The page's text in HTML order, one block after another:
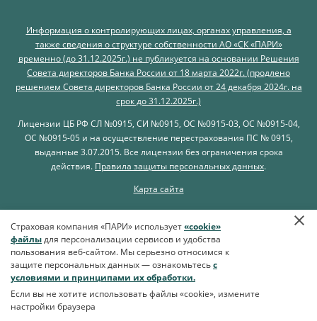
Страховая компания «ПАРИ» использует«cookie»
файлыдля персонализации сервисов и удобства
пользования веб-сайтом. Мы серьезно относимся к
защите персональных данных — ознакомьтесьс
условиями и принципами их обработки.
Если вы не хотите использовать файлы «cookie», измените
настройки браузера
Информация о контролирующих лицах, органах управления, а
также сведения о структуре собственности АО «СК «ПАРИ»
временно (до 31.12.2025г.) не публикуется на основании Решения
Совета директоров Банка России от 18 марта 2022г. (продлено
решением Совета директоров Банка России от 24 декабря 2024г. на
срок до 31.12.2025г.)
Лицензии ЦБ РФ СЛ №0915, СИ №0915, ОС №0915-03, ОС №0915-04,
ОС №0915-05 и на осуществление перестрахования ПС № 0915,
выданные 3.07.2015. Все лицензии без ограничения срока
действия. Правила защиты персональных данных.
Карта сайта